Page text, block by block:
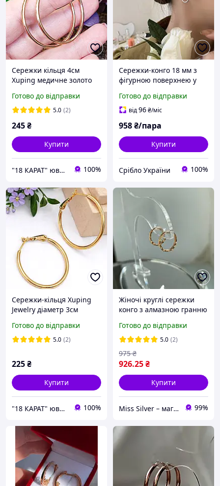
Сережки кільця 4см
Xuping медичне золото
Готово до відправки
5.0 (2)
245₴
Купити
"18 КАРАТ" ювелірна біжутерія Xuping 100%
Сережки-конго 18 мм з
фігурною поверхнею у
покриття 925 проби або
позолота
Готово до відправки
від96₴/міс
958₴/пара
Купити
Срібло України 100%
Сережки-кільця Xuping
Jewelry діаметр 3см
18К с781
Готово до відправки
5.0 (2)
225₴
Купити
"18 КАРАТ" ювелірна біжутерія Xuping 100%
Жіночі круглі сережки
конго з алмазною гранню
кільця срібло
Готово до відправки
5.0 (2)
926.25₴
975 ₴
Купити
Miss Silver – магазин ювелірних виробів зі срібла 99%